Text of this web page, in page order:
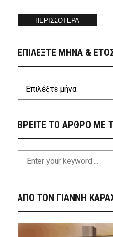
ΠΕΡΙΣΣΟΤΕΡΑ
ΕΠΙΛΕΞΤΕ ΜΗΝΑ &
ΒΡΕΙΤΕ ΤΟ ΑΡΘΡΟ ΜΕ
ΑΠΟ ΤΟΝ ΓΙΑΝΝΗ